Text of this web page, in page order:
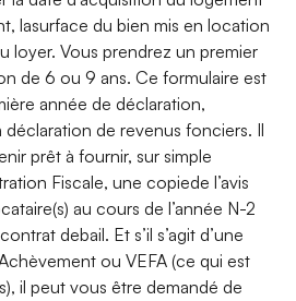
lasurface du bien mis en location
loyer. Vous prendrez un premier
de 6 ou 9 ans. Ce formulaire est
année de déclaration,
de revenus fonciers. Il
prêt à fournir, sur simple
Fiscale, une copiede l’avis
au cours de l’année N-2
debail. Et s’il s’agit d’une
ou VEFA (ce qui est
il peut vous être demandé de